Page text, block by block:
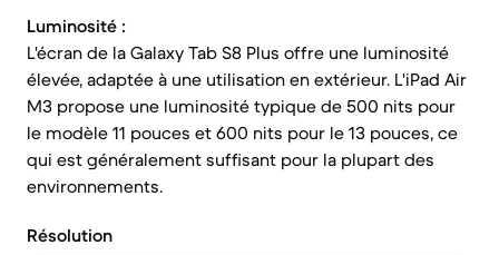
Luminosité :
L'écran de la Galaxy Tab S8 Plus offre une luminosité
élevée, adaptée à une utilisation en extérieur. L'iPad Air
M3 propose une luminosité typique de 500 nits pour
le modèle 11 pouces et 600 nits pour le 13 pouces, ce
qui est généralement suffisant pour la plupart des
environnements.
Résolution